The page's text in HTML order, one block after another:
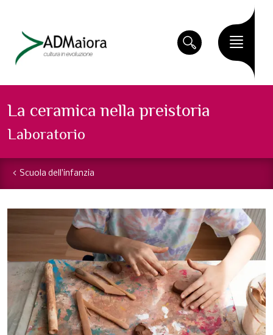
La ceramica nella preistoria
Laboratorio
Scuola dell'infanzia